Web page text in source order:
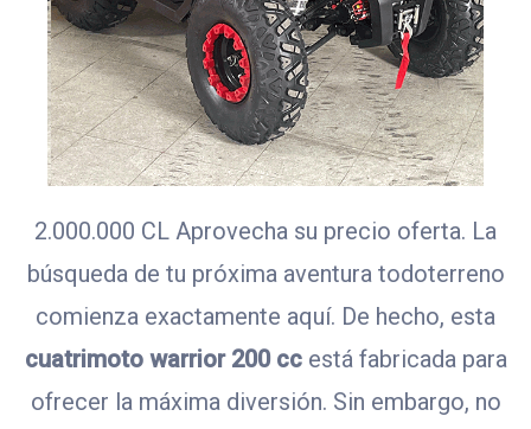
2.000.000 CL Aprovecha su precio oferta. La
búsqueda de tu próxima aventura todoterreno
comienza exactamente aquí. De hecho, esta
cuatrimoto warrior 200 ccestá fabricada para
ofrecer la máxima diversión. Sin embargo, no